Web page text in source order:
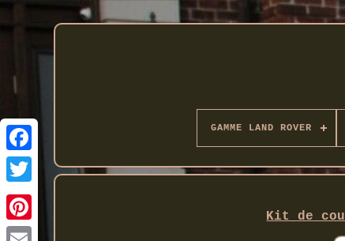
Twitter
GAMME LAND ROVER
Kit de